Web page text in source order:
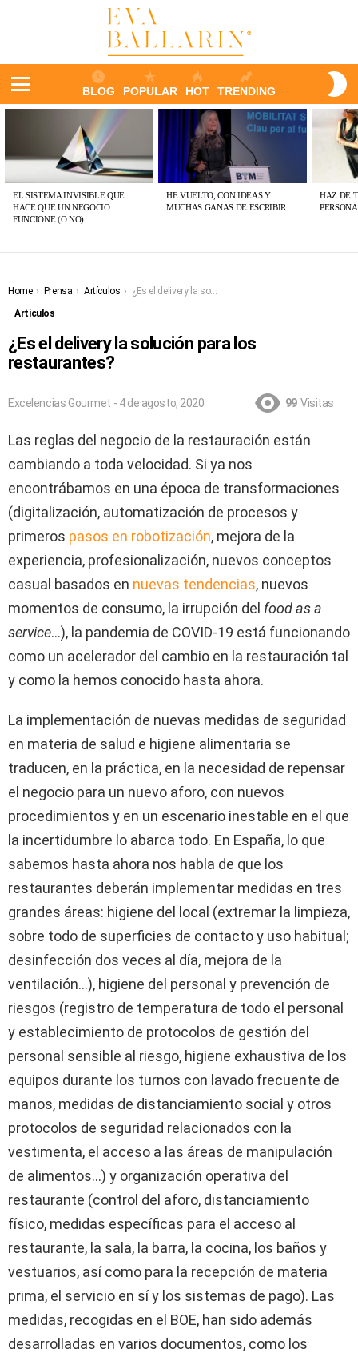
BLOG POPULAR HOT TRENDING
PUBLICACIONES
EL SISTEMA INVISIBLE QUE
HACE QUE UN NEGOCIO
FUNCIONE (O NO)
HE VUELTO, CON IDEAS Y
MUCHAS GANAS DE ESCRIBIR
HAZ DE
You are here:
Home Prensa Artículos
¿Es el delivery la solución para los restaurantes?
Artículos
¿Es el delivery la solución para los
restaurantes?
Excelencias Gourmet - 4 de agosto, 2020 99 Visitas
Las reglas del negocio de la restauración están
cambiando a toda velocidad. Si ya nos
encontrábamos en una época de transformaciones
(digitalización, automatización de procesos y
primeros pasos en robotización, mejora de la
experiencia, profesionalización, nuevos conceptos
casual basados en nuevas tendencias, nuevos
momentos de consumo, la irrupción del food as a
service…), la pandemia de COVID-19 está funcionando
como un acelerador del cambio en la restauración tal
y como la hemos conocido hasta ahora.
La implementación de nuevas medidas de seguridad
en materia de salud e higiene alimentaria se
traducen, en la práctica, en la necesidad de repensar
el negocio para un nuevo aforo, con nuevos
procedimientos y en un escenario inestable en el que
la incertidumbre lo abarca todo. En España, lo que
sabemos hasta ahora nos habla de que los
restaurantes deberán implementar medidas en tres
grandes áreas: higiene del local (extremar la limpieza,
sobre todo de superficies de contacto y uso habitual;
desinfección dos veces al día, mejora de la
ventilación…), higiene del personal y prevención de
riesgos (registro de temperatura de todo el personal
y establecimiento de protocolos de gestión del
personal sensible al riesgo, higiene exhaustiva de los
equipos durante los turnos con lavado frecuente de
manos, medidas de distanciamiento social y otros
protocolos de seguridad relacionados con la
vestimenta, el acceso a las áreas de manipulación
de alimentos…) y organización operativa del
restaurante (control del aforo, distanciamiento
físico, medidas específicas para el acceso al
restaurante, la sala, la barra, la cocina, los baños y
vestuarios, así como para la recepción de materia
prima, el servicio en sí y los sistemas de pago). Las
medidas, recogidas en el BOE, han sido además
desarrolladas en varios documentos, como los